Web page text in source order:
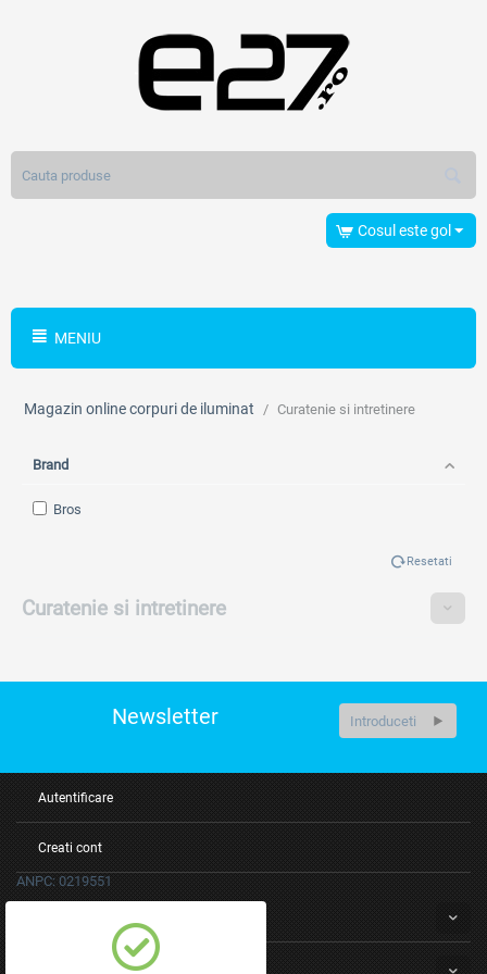
Cosul este gol
MENIU
Magazin online corpuri de iluminat / Curatenie si intretinere
Brand
Bros
Resetati
Curatenie si intretinere
Newsletter
Autentificare
Creati cont
ANPC: 0219551